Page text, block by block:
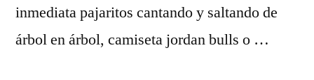
inmediata pajaritos cantando y saltando de
árbol en árbol, camiseta jordan bulls o …